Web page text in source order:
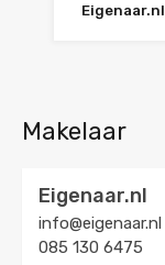
Eigenaar.nl
Makelaar
Eigenaar.nl
info@eigenaar.nl
085 130 6475